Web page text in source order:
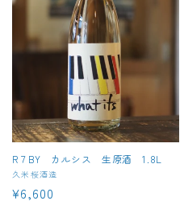
R７BY カルシス 生原酒 1.8L
販
売
久米桜酒造
通
¥6,600